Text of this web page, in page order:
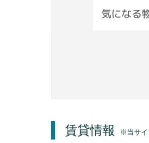
賃貸情報 ※当サイ